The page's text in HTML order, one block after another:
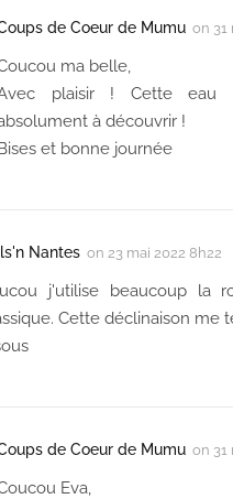
de Coeur de Mumu on 31
ma belle,
plaisir ! Cette eau
à découvrir !
et bonne journée
Nantes on 23 mai 2022 8h22
j'utilise beaucoup la
Cette déclinaison me
de Coeur de Mumu on 31
Eva,